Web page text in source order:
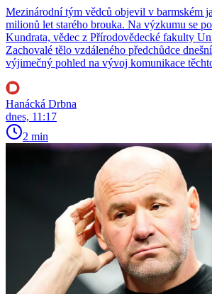
Mezinárodní tým vědců objevil v barmském
milionů let starého brouka. Na výzkumu se
Kundrata, vědec z Přírodovědecké fakulty
Zachovalé tělo vzdáleného předchůdce
výjimečný pohled na vývoj komunikace
Hanácká Drbna
dnes, 11:17
2 min